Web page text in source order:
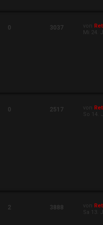
0 3037 von
Mi 24.
0 2517 von
So 14.
2 3888 von
Sa 13.